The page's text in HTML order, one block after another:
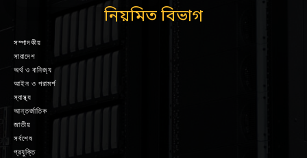
নিয়মিত বিভাগ
সম্পাদকীয়
সারাদেশ
অর্থ ও বানিজ্য
আইন ও পরামর্শ
স্বাস্থ্য
আন্তর্জাতিক
জাতীয়
সর্বশেষ
প্রযুক্তি